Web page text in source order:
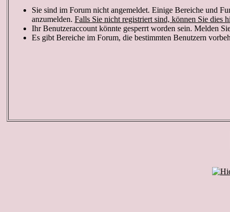
Sie sind im Forum nicht angemeldet. Einige Bereiche und
anzumelden. Falls Sie nicht registriert sind, können Sie dies
Ihr Benutzeraccount könnte gesperrt worden sein. Melden
Es gibt Bereiche im Forum, die bestimmten Benutzern